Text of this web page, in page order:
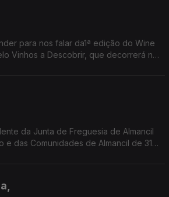
para nos falar da1ª edição do Wine
Vinhos a Descobrir, que decorrerá no
da Junta de Freguesia de Almancil
e das Comunidades de Almancil de 31
portas abrem todos os dias às 18h00.